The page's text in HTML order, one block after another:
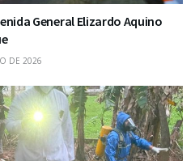
General Elizardo Aquino
DE 2026